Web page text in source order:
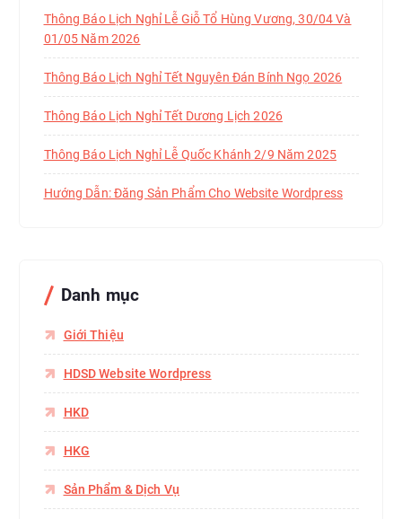
Thông Báo Lịch Nghỉ Lễ Giỗ Tổ Hùng Vương, 30/04 Và
01/05 Năm 2026
Thông Báo Lịch Nghỉ Tết Nguyên Đán Bính Ngọ 2026
Thông Báo Lịch Nghỉ Tết Dương Lịch 2026
Thông Báo Lịch Nghỉ Lễ Quốc Khánh 2/9 Năm 2025
Hướng Dẫn: Đăng Sản Phẩm Cho Website Wordpress
Danh mục
Giới Thiệu
HDSD Website Wordpress
HKD
HKG
Sản Phẩm & Dịch Vụ